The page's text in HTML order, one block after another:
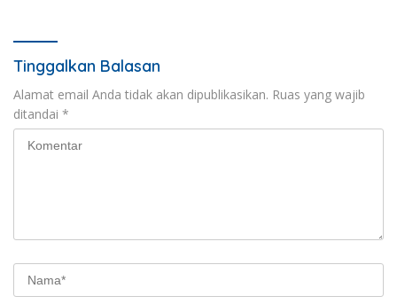
Tinggalkan Balasan
Alamat email Anda tidak akan dipublikasikan. Ruas yang wajib
ditandai *